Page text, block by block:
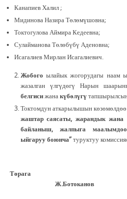
Канапиев Халил ;
Мидинова Назира Төлөмүшовна;
Токтогулова Аймира Кедеевна;
Сулайманова Төлөбүбү Аденовна;
Исагалиев Мирлан Исагалиевич.
Жобого ылайык жогорудагы наам
жазалган үлгүдөгү Нарын
белгисижанакүбөлүгү
Токтомдун аткарылышын көзөмөлдөө
жаштар саясаты, жарандык
байланыш, жалпыга
ыйгаруу боюнча”туруктуу
Ж.Ботоканов